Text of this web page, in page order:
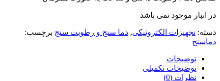
در انبار موجود نمی باشد
دسته: تجهیزات الکترونیکی, دما سنج و رطوبت سنج برچسب:
دماسنج
توضیحات
توضیحات تکمیلی
نظرات (0)